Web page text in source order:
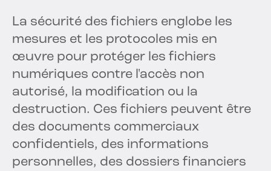
La sécurité des fichiers englobe les
mesures et les protocoles mis en
œuvre pour protéger les fichiers
numériques contre l'accès non
autorisé, la modification ou la
destruction. Ces fichiers peuvent être
des documents commerciaux
confidentiels, des informations
personnelles, des dossiers financiers